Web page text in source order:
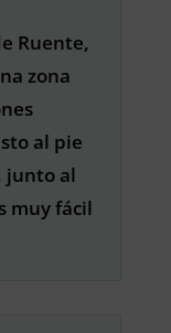
Ruente,
zona
al pie
junto al
muy fácil